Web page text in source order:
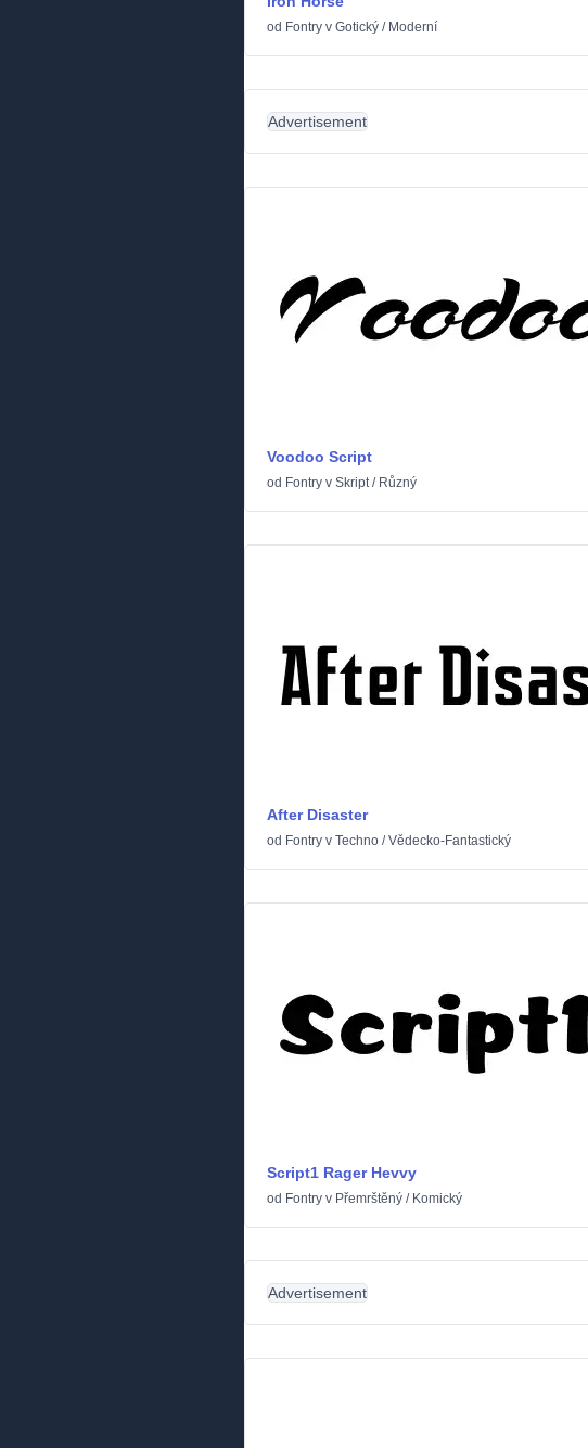
od Fontry v Gotický / Moderní
Advertisement
Voodoo Script
od Fontry v Skript/ Různý
After Disaster
od Fontry v Techno /Vědecko-Fantastický
Script1 Rager Hevvy
od Fontry v Přemrštěný / Komický
Advertisement